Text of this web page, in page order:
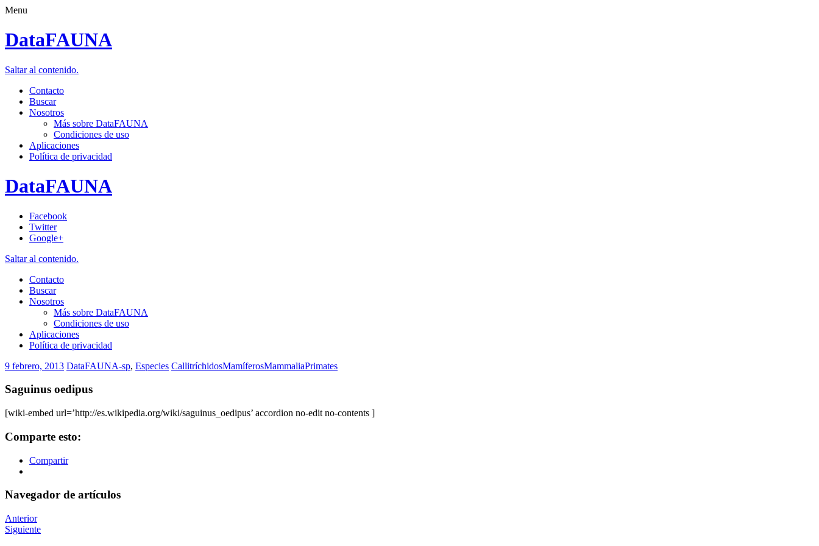
Menu
DataFAUNA
Saltar al contenido.
Contacto
Buscar
Nosotros
Más sobre DataFAUNA
Condiciones de uso
Aplicaciones
Política de privacidad
DataFAUNA
Facebook
Twitter
Google+
Saltar al contenido.
Contacto
Buscar
Nosotros
Más sobre DataFAUNA
Condiciones de uso
Aplicaciones
Política de privacidad
9 febrero, 2013 DataFAUNA-sp, Especies CallitríchidosMamíferosMammaliaPrimates
Saguinus oedipus
[wiki-embed url=’http://es.wikipedia.org/wiki/saguinus_oedipus’ accordion no-edit no-contents ]
Comparte esto:
Compartir
Navegador de artículos
Anterior
Siguiente